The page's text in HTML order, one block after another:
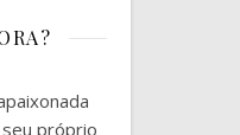
próprio